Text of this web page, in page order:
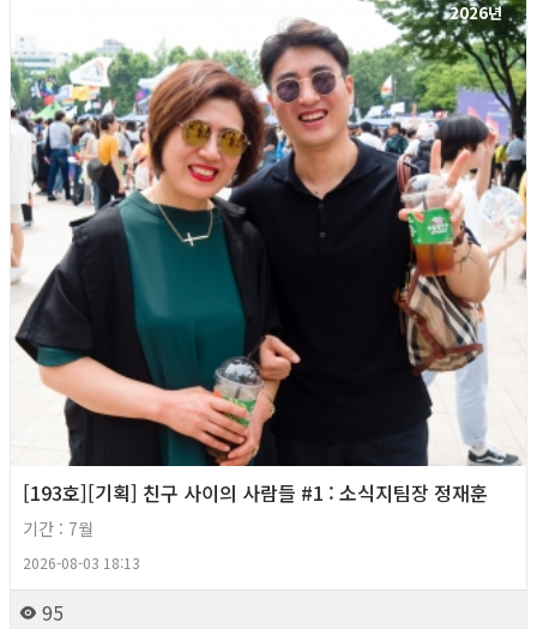
2026년
[193호][기획] 친구 사이의 사람들 #1 : 소식지팀장 정재훈
기간 : 7월
2026-08-03 18:13
95